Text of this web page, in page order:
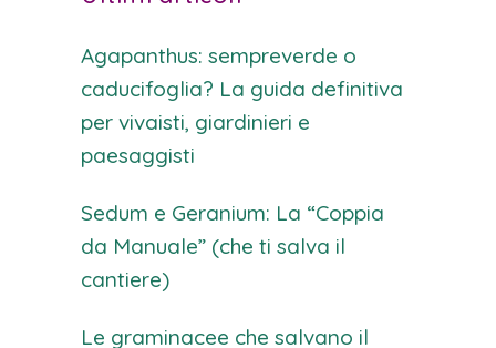
Agapanthus: sempreverde o
caducifoglia? La guida definitiva
per vivaisti, giardinieri e
paesaggisti
Sedum e Geranium: La “Coppia
da Manuale” (che ti salva il
cantiere)
Le graminacee che salvano il